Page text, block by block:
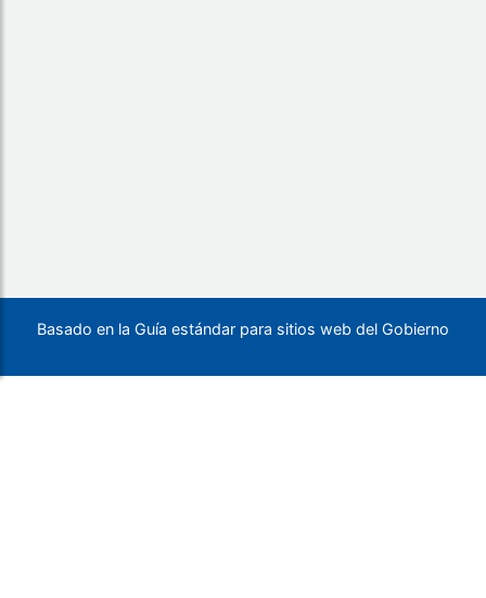
Basado en la Guía estándar para sitios web del Gobierno